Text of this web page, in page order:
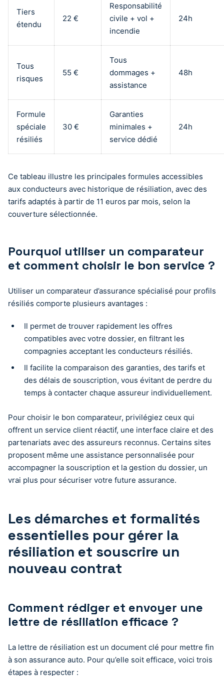
Tiers
étendu
22 €
Responsabilité
civile + vol +
incendie
24h
Tous
risques
55 €
Tous
dommages +
assistance
48h
Formule
spéciale
résiliés
30 €
Garanties
minimales +
service dédié
24h
Ce tableau illustre les principales formules accessibles
aux conducteurs avec historique de résiliation, avec des
tarifs adaptés à partir de 11 euros par mois, selon la
couverture sélectionnée.
Pourquoi utiliser un comparateur
et comment choisir le bon service ?
Utiliser un comparateur d’assurance spécialisé pour profils
résiliés comporte plusieurs avantages :
Il permet de trouver rapidement les offres
compatibles avec votre dossier, en filtrant les
compagnies acceptant les conducteurs résiliés.
Il facilite la comparaison des garanties, des tarifs et
des délais de souscription, vous évitant de perdre du
temps à contacter chaque assureur individuellement.
Pour choisir le bon comparateur, privilégiez ceux qui
offrent un service client réactif, une interface claire et des
partenariats avec des assureurs reconnus. Certains sites
proposent même une assistance personnalisée pour
accompagner la souscription et la gestion du dossier, un
vrai plus pour sécuriser votre future assurance.
Les démarches et formalités
essentielles pour gérer la
résiliation et souscrire un
nouveau contrat
Comment rédiger et envoyer une
lettre de résiliation efficace ?
La lettre de résiliation est un document clé pour mettre fin
à son assurance auto. Pour qu’elle soit efficace, voici trois
étapes à respecter :